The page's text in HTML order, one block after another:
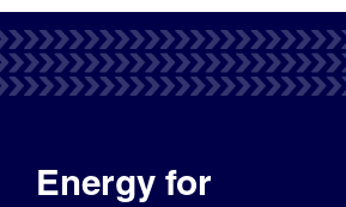
Energy for